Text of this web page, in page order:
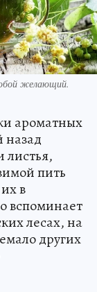
желающий.
ароматных
назад
листья,
пить
в
вспоминает
лесах, на
других